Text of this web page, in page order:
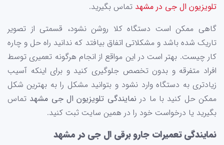
تلویزیون ال جی در مشهد تماس بگیرید.
گاهی ممکن است دستگاه کلا روشن نشود، قسمتی از تصویر
تاریک شده باشد و مشکلاتی اتفاق بیافتد که ندانید راه حل و چاره
کار چیست. بهتر است در این مواقع از انجام هرگونه تعمیری توسط
افراد متفرقه و بدون تخصص جلوگیری کنید و برای اینکه آسیب
زیادتری به دستگاه وارد نشود و بتوانید مشکل را به بهترین شکل
ممکن حل کنید با ما در نمایندگی تلویزیون ال جی مشهد تماس
بگیرید یا درخواست خود را در همین سایت ثبت کنید.
نمایندگی تعمیرات جارو برقی ال جی در مشهد